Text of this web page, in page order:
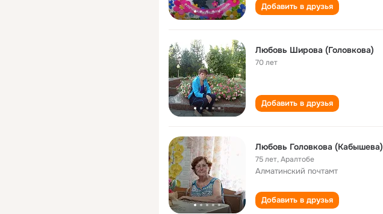
Добавить в друзья
Любовь Широва (Головкова)
70 лет
Добавить в друзья
Любовь Головкова (Кабышева)
75 лет,Аралтобе
Алматинский почтамт
Добавить в друзья